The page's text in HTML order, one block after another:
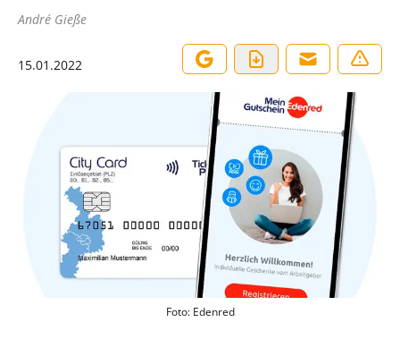
André Gieße
15.01.2022
Foto: Edenred